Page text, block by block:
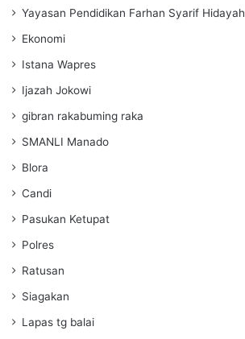
Yayasan Pendidikan Farhan Syarif Hidayah
Ekonomi
Istana Wapres
Ijazah Jokowi
gibran rakabuming raka
SMANLI Manado
Blora
Candi
Pasukan Ketupat
Polres
Ratusan
Siagakan
Lapas tg balai